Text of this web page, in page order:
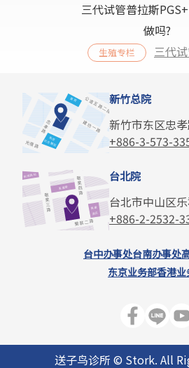
三代试管普拉斯
做吗?
生殖专栏 三代
新竹总院
新竹市东区忠
+886-3-573-
台北院
台北市中山区
+886-2-2532-
台中办事处台南办事处
东京业务部香港业
送子鸟诊所 © Stork. All